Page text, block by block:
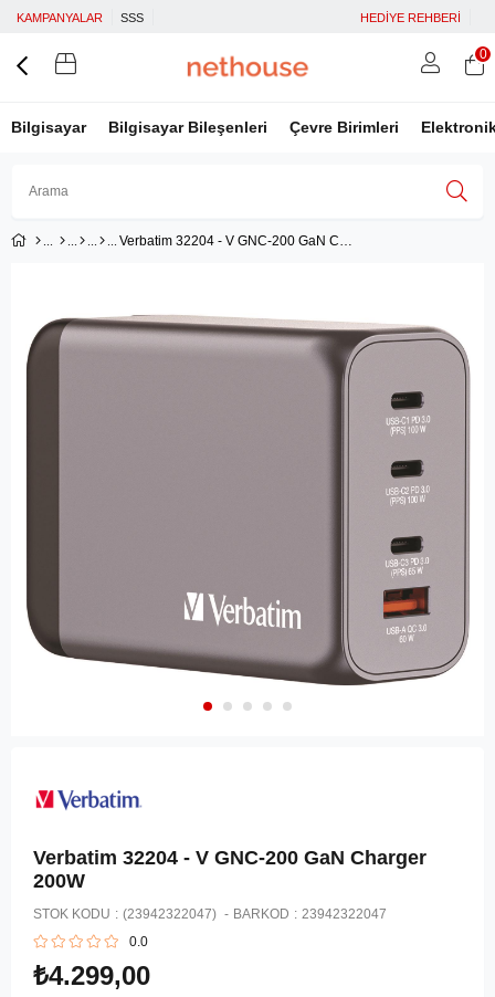
KAMPANYALAR SSS HEDİYE REHBERİ
Bilgisayar Bilgisayar Bileşenleri Çevre Birimleri
0
Verbatim 32204 - V GNC-200 GaN Charger 200W
Verbatim 32204 - V GNC-200 GaN Charger
200W
STOK KODU (23942322047) BARKOD : 23942322047
0.0
₺4.299,00